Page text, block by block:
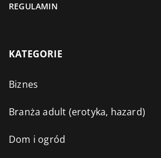
REGULAMIN
KATEGORIE
Biznes
Branża adult (erotyka, hazard)
Dom i ogród